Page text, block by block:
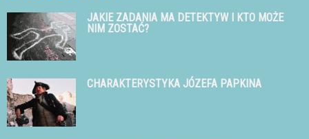
JAKIE ZADANIA MA DETEKTYW I KTO MOŻE
NIM ZOSTAĆ?
CHARAKTERYSTYKA JÓZEFA PAPKINA